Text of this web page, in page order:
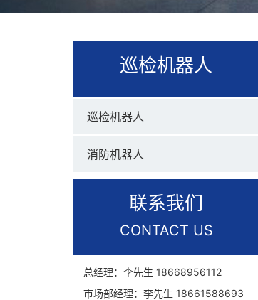
巡检机器人
巡检机器人
消防机器人
联系我们
CONTACT US
总经理：李先生 18668956112
市场部经理：李先生 18661588693